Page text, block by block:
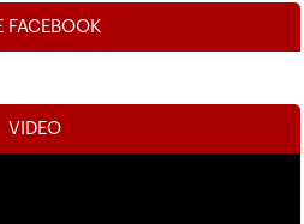
FACEBOOK
VIDEO